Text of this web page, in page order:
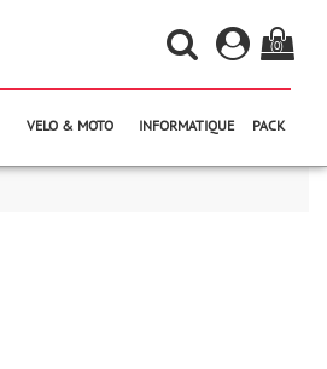
(0)
VELO & MOTO INFORMATIQUE PACK